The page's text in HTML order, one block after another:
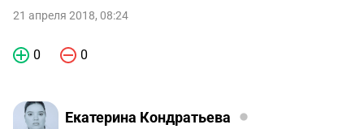
21 апреля 2018, 08:24
0 0
Екатерина Кондратьева